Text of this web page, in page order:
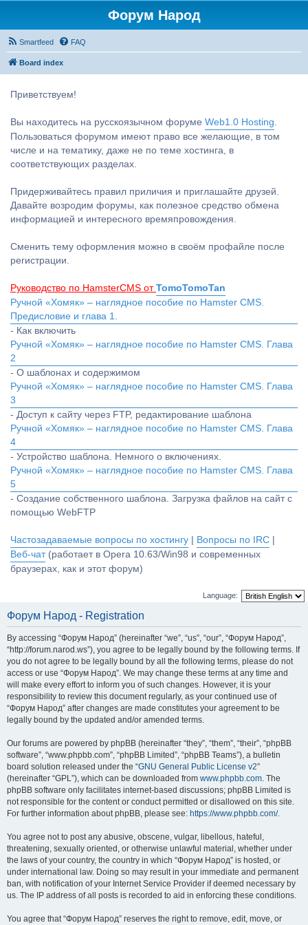
Форум Народ
Smartfeed FAQ
Board index
Приветствуем!
Вы находитесь на русскоязычном форуме Web1.0 Hosting.
Пользоваться форумом имеют право все желающие, в том
числе и на тематику, даже не по теме хостинга, в
соответствующих разделах.
Придерживайтесь правил приличия и приглашайте друзей.
Давайте возродим форумы, как полезное средство обмена
информацией и интересного времяпровождения.
Сменить тему оформления можно в своём профайле после
регистрации.
Руководство по HamsterCMS от TomoTomoTan
Ручной «Хомяк» – наглядное пособие по Hamster CMS.
Предисловие и глава 1.
- Как включить
Ручной «Хомяк» – наглядное пособие по Hamster CMS. Глава
2
- О шаблонах и содержимом
Ручной «Хомяк» – наглядное пособие по Hamster CMS. Глава
3
- Доступ к сайту через FTP, редактирование шаблона
Ручной «Хомяк» – наглядное пособие по Hamster CMS. Глава
4
- Устройство шаблона. Немного о включениях.
Ручной «Хомяк» – наглядное пособие по Hamster CMS. Глава
5
- Создание собственного шаблона. Загрузка файлов на сайт с
помощью WebFTP
Частозадаваемые вопросы по хостингу Вопросы по IRC
Веб-чат(работает в Opera 10.63/Win98 и современных
браузерах, как и этот форум)
Language:
Форум Народ - Registration
By accessing “Форум Народ” (hereinafter “we”, “us”, “our”, “Форум Народ”,
“http://forum.narod.ws”), you agree to be legally bound by the following terms. If
you do not agree to be legally bound by all the following terms, please do not
access or use “Форум Народ”. We may change these terms at any time and
will make every effort to inform you of such changes. However, it is your
responsibility to review this document regularly, as your continued use of
“Форум Народ” after changes are made constitutes your agreement to be
legally bound by the updated and/or amended terms.
Our forums are powered by phpBB (hereinafter “they”, “them”, “their”, “phpBB
software”, “www.phpbb.com”, “phpBB Limited”, “phpBB Teams”), a bulletin
board solution released under the “GNU General Public License v2”
(hereinafter “GPL”), which can be downloaded from www.phpbb.com. The
phpBB software only facilitates internet-based discussions; phpBB Limited is
not responsible for the content or conduct permitted or disallowed on this site.
For further information about phpBB, please see: https://www.phpbb.com/.
You agree not to post any abusive, obscene, vulgar, libellous, hateful,
threatening, sexually oriented, or otherwise unlawful material, whether under
the laws of your country, the country in which “Форум Народ” is hosted, or
under international law. Doing so may result in your immediate and permanent
ban, with notification of your Internet Service Provider if deemed necessary by
us. The IP address of all posts is recorded to aid in enforcing these conditions.
You agree that “Форум Народ” reserves the right to remove, edit, move, or